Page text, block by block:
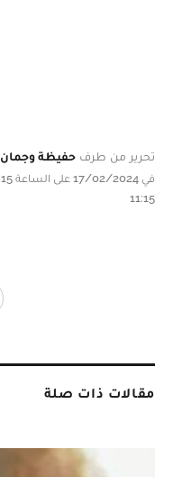
تحرير من طرف حفيظة وجمان
11:15
مقالات ذات صلة